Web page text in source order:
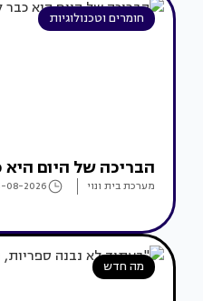
חומרים וטכנולוגיות
הבריכה של היום
מערכת בית ונוי 08-2026
מה חדש